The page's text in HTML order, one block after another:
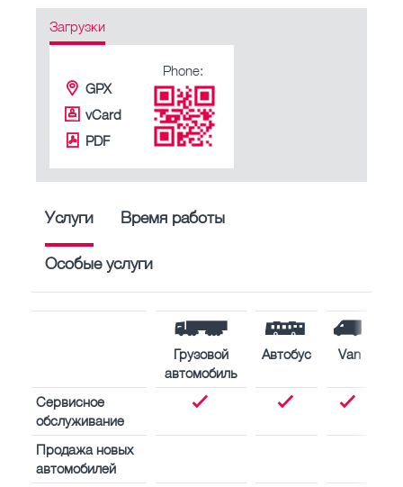
Загрузки
GPX
vCard
PDF
Phone:
Услуги Время работы
Особые услуги
Грузовой
автомобиль
Автобус Van
Сервисное
обслуживание
Продажа новых
автомобилей